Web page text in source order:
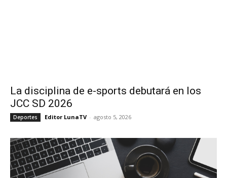
La disciplina de e-sports debutará en los
JCC SD 2026
Deportes Editor LunaTV - agosto 5, 2026